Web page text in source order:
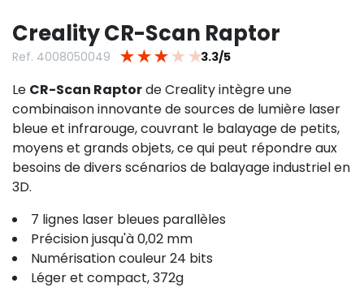
Creality CR-Scan Raptor
Ref. 4008050049 ★ ★ ★ ★ ★3.3/5
Le CR-Scan Raptorde Creality intègre une
combinaison innovante de sources de lumière laser
bleue et infrarouge, couvrant le balayage de petits,
moyens et grands objets, ce qui peut répondre aux
besoins de divers scénarios de balayage industriel en
3D.
7 lignes laser bleues parallèles
Précision jusqu'à 0,02 mm
Numérisation couleur 24 bits
Léger et compact, 372g